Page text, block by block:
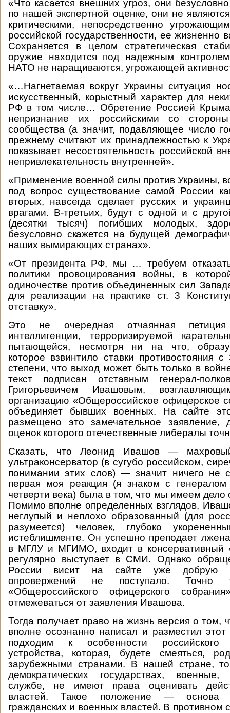
«Что касается внешних угроз, они
по нашей экспертной оценке, они не
критическими, непосредственно
российской государственности, ее жизненно
Сохраняется в целом стратегическая
оружие находится под надежным
НАТО не наращиваются, угрожающей
«…Нагнетаемая вокруг Украины ситуация
искусственный, корыстный характер для
РФ в том числе… Обретение Россией
непризнание их российскими со
сообщества (а значит, подавляющее число
прежнему считают их принадлежностью к
показывает несостоятельность российской
непривлекательность внутренней».
«Применение военной силы против Украины,
под вопрос существование самой России
вторых, навсегда сделает русских и
врагами. В-третьих, будут с одной и с
(десятки тысяч) погибших молодых,
безусловно скажется на будущей
наших вымирающих странах».
«От президента РФ, мы … требуем
политики провоцирования войны, в
одиночестве против объединенных сил
для реализации на практике ст. 3
отставку».
Это не очередная отчаянная
интеллигенции, терроризируемой
пытающейся, несмотря ни на что,
которое взвинтило ставки противостояния
степени, что выход может быть только в
текст подписан отставным генерал-
Григорьевичем Ивашовым,
организацию «Общероссийское офицерское
объединяет бывших военных. На сайте
размещено это замечательное заявление,
оценок которого отечественные либералы
Сказать, что Леонид Ивашов —
ультраконсерватор (в сугубо российском,
понимании этих слов) — значит ничего не
первая моя реакция (я знаком с
четверти века) была в том, что мы имеем дело
Помимо вполне определенных взглядов,
неглупый и неплохо образованный (для
разумеется) человек, глубоко
истеблишменте. Он успешно преподает
в МГЛУ и МГИМО, входит в консервативный
регулярно выступает в СМИ. Однако
России висит на сайте уже добрую
опровержений не поступало.
«Общероссийского офицерского
отмежеваться от заявления Ивашова.
Тогда получает право на жизнь версия о том,
вполне осознанно написал и разместил
подходим к особенности российского
устройства, которая, будете смеяться,
зарубежными странами. В нашей стране,
демократических государствах,
службе, не имеют права оценивать
властей. Такое положение — основа
гражданских и военных властей. В противном